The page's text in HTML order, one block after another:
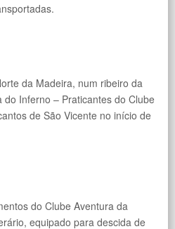
da Madeira, num ribeiro da
Inferno – Praticantes do Clube
de São Vicente no início de
do Clube Aventura da
equipado para descida de